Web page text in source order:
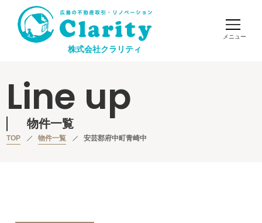
株式会社クラリティ
Line up
物件一覧
TOP 物件一覧 安芸郡府中町青崎中